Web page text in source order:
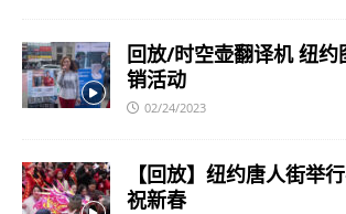
回放/时空壶翻译机 纽约
销活动
02/24/2023
【回放】纽约唐人街举
祝新春